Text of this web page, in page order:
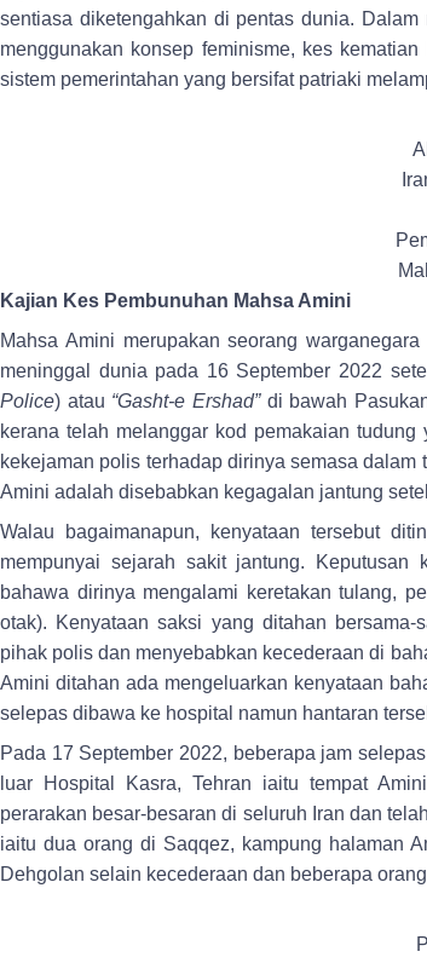
sentiasa diketengahkan di pentas dunia.
menggunakan konsep feminisme, kes
sistem pemerintahan yang bersifat patriaki
Kajian Kes Pembunuhan Mahsa Amini
Mahsa Amini merupakan seorang
meninggal dunia pada 16 September 2022
Police) atau “Gasht-e Ershad”di bawah
kerana telah melanggar kod pemakaian
kekejaman polis terhadap dirinya semasa
Amini adalah disebabkan kegagalan jantung
Walau bagaimanapun, kenyataan tersebut
mempunyai sejarah sakit jantung. Keputusan
bahawa dirinya mengalami keretakan tulang,
otak). Kenyataan saksi yang ditahan
pihak polis dan menyebabkan kecederaan di
Amini ditahan ada mengeluarkan kenyataan
selepas dibawa ke hospital namun hantaran
Pada 17 September 2022, beberapa jam
luar Hospital Kasra, Tehran iaitu tempat
perarakan besar-besaran di seluruh Iran dan
iaitu dua orang di Saqqez, kampung halaman
Dehgolan selain kecederaan dan beberapa